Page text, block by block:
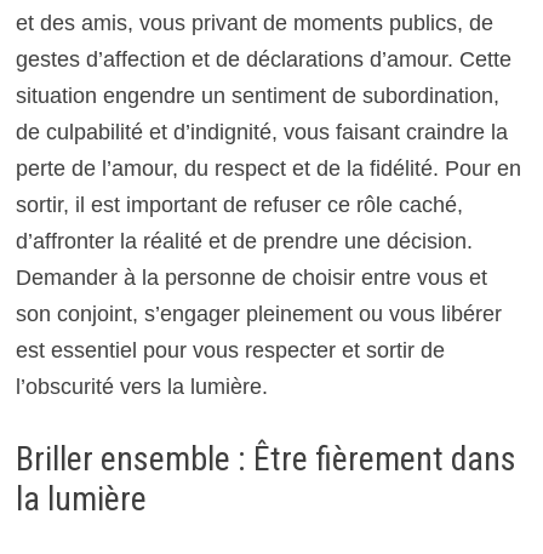
et des amis, vous privant de moments publics, de
gestes d’affection et de déclarations d’amour. Cette
situation engendre un sentiment de subordination,
de culpabilité et d’indignité, vous faisant craindre la
perte de l’amour, du respect et de la fidélité. Pour en
sortir, il est important de refuser ce rôle caché,
d’affronter la réalité et de prendre une décision.
Demander à la personne de choisir entre vous et
son conjoint, s’engager pleinement ou vous libérer
est essentiel pour vous respecter et sortir de
l’obscurité vers la lumière.
Briller ensemble : Être fièrement dans
la lumière